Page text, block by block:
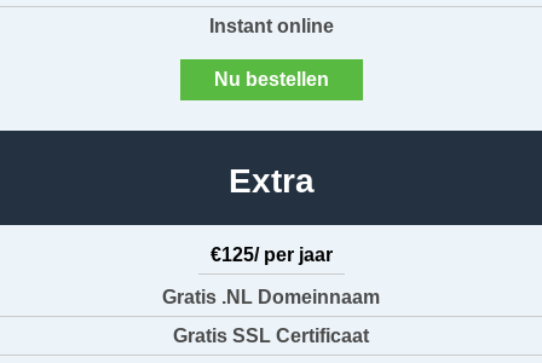
Instant online
Nu bestellen
Extra
€125/ per jaar
Gratis .NL Domeinnaam
Gratis SSL Certificaat